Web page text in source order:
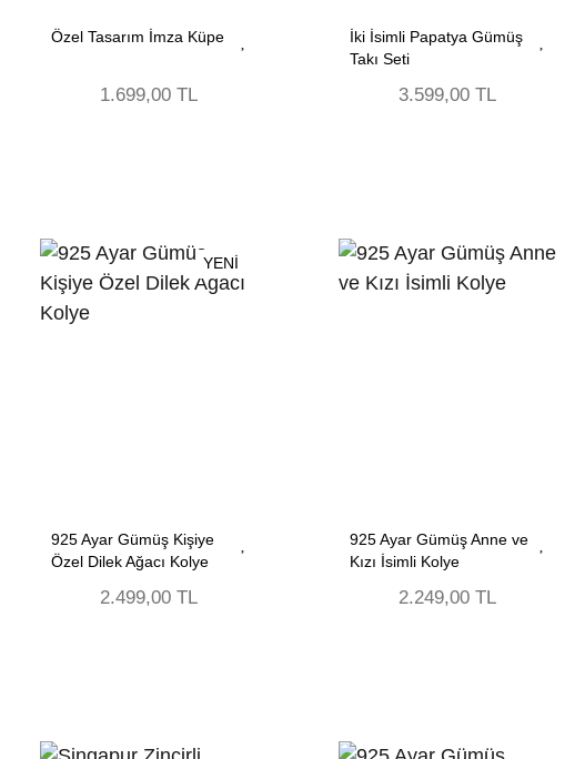
Özel Tasarım İmza Küpe
1.699,00 TL
İki İsimli Papatya Gümüş
Takı Seti
3.599,00 TL
YENİ
925 Ayar Gümüş Kişiye
Özel Dilek Ağacı Kolye
2.499,00 TL
925 Ayar Gümüş Anne ve
Kızı İsimli Kolye
2.249,00 TL